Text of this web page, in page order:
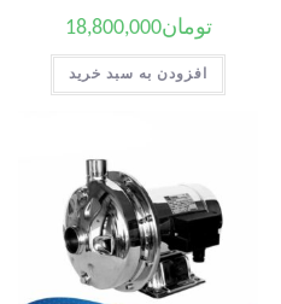
تومان18,800,000
افزودن به سبد خرید